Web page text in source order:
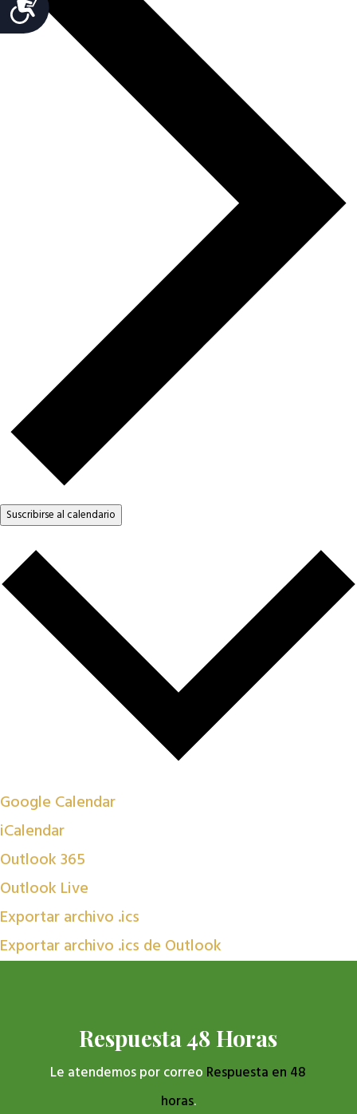
Accesibilidad
Suscribirse al calendario
Google Calendar
iCalendar
Outlook 365
Outlook Live
Exportar archivo .ics
Exportar archivo .ics de Outlook
Respuesta 48 Horas
Le atendemos por correo Respuesta en 48
horas.